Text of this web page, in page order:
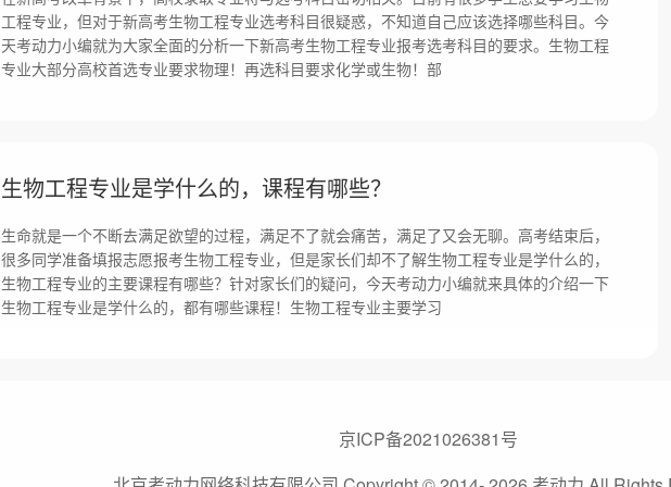
工程专业，但对于新高考生物工程专业选考科目很疑惑，不知道自己应该选择哪些科目。今
天考动力小编就为大家全面的分析一下新高考生物工程专业报考选考科目的要求。生物工程
专业大部分高校首选专业要求物理！再选科目要求化学或生物！部
生物工程专业是学什么的，课程有哪些？
生命就是一个不断去满足欲望的过程，满足不了就会痛苦，满足了又会无聊。高考结束后，
很多同学准备填报志愿报考生物工程专业，但是家长们却不了解生物工程专业是学什么的，
生物工程专业的主要课程有哪些？针对家长们的疑问，今天考动力小编就来具体的介绍一下
生物工程专业是学什么的，都有哪些课程！生物工程专业主要学习
京ICP备2021026381号